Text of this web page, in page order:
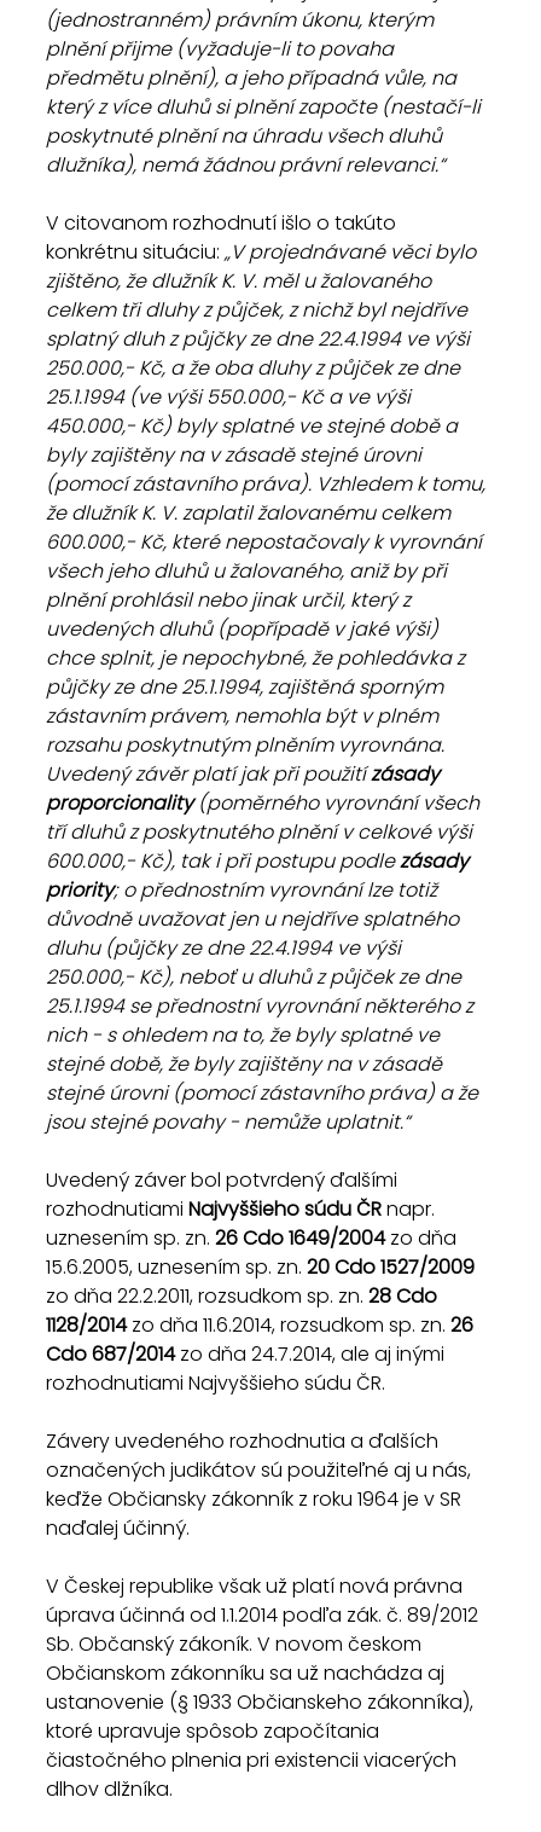
(jednostranném) právním úkonu, kterým
plnění přijme (vyžaduje-li to povaha
předmětu plnění), a jeho případná vůle, na
který z více dluhů si plnění započte (nestačí-li
poskytnuté plnění na úhradu všech dluhů
dlužníka), nemá žádnou právní relevanci.“
V citovanom rozhodnutí išlo o takúto
konkrétnu situáciu: „V projednávané věci bylo
zjištěno, že dlužník K. V. měl u žalovaného
celkem tři dluhy z půjček, z nichž byl nejdříve
splatný dluh z půjčky ze dne 22.4.1994 ve výši
250.000,- Kč, a že oba dluhy z půjček ze dne
25.1.1994 (ve výši 550.000,- Kč a ve výši
450.000,- Kč) byly splatné ve stejné době a
byly zajištěny na v zásadě stejné úrovni
(pomocí zástavního práva). Vzhledem k tomu,
že dlužník K. V. zaplatil žalovanému celkem
600.000,- Kč, které nepostačovaly k vyrovnání
všech jeho dluhů u žalovaného, aniž by při
plnění prohlásil nebo jinak určil, který z
uvedených dluhů (popřípadě v jaké výši)
chce splnit, je nepochybné, že pohledávka z
půjčky ze dne 25.1.1994, zajištěná sporným
zástavním právem, nemohla být v plném
rozsahu poskytnutým plněním vyrovnána.
Uvedený závěr platí jak při použití zásady
proporcionality (poměrného vyrovnání všech
tří dluhů z poskytnutého plnění v celkové výši
600.000,- Kč), tak i při postupu podle zásady
priority; o přednostním vyrovnání lze totiž
důvodně uvažovat jen u nejdříve splatného
dluhu (půjčky ze dne 22.4.1994 ve výši
250.000,- Kč), neboť u dluhů z půjček ze dne
25.1.1994 se přednostní vyrovnání některého z
nich - s ohledem na to, že byly splatné ve
stejné době, že byly zajištěny na v zásadě
stejné úrovni (pomocí zástavního práva) a že
jsou stejné povahy - nemůže uplatnit.“
Uvedený záver bol potvrdený ďalšími
rozhodnutiami Najvyššieho súdu ČR napr.
uznesením sp. zn. 26 Cdo 1649/2004 zo dňa
15.6.2005, uznesením sp. zn. 20 Cdo 1527/2009
zo dňa 22.2.2011, rozsudkom sp. zn. 28 Cdo
1128/2014 zo dňa 11.6.2014, rozsudkom sp. zn. 26
Cdo 687/2014 zo dňa 24.7.2014, ale aj inými
rozhodnutiami Najvyššieho súdu ČR.
Závery uvedeného rozhodnutia a ďalších
označených judikátov sú použiteľné aj u nás,
keďže Občiansky zákonník z roku 1964 je v SR
naďalej účinný.
V Českej republike však už platí nová právna
úprava účinná od 1.1.2014 podľa zák. č. 89/2012
Sb. Občanský zákoník. V novom českom
Občianskom zákonníku sa už nachádza aj
ustanovenie (§ 1933 Občianskeho zákonníka),
ktoré upravuje spôsob započítania
čiastočného plnenia pri existencii viacerých
dlhov dlžníka.